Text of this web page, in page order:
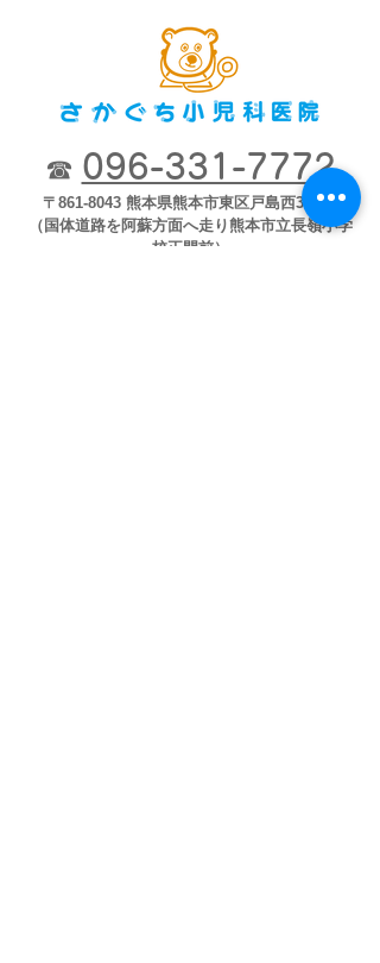
☎ 096-331-7772
〒861-8043 熊本県熊本市東区戸島西3-1-35
（国体道路を阿蘇方面へ走り熊本市立長嶺小学
校正門前）